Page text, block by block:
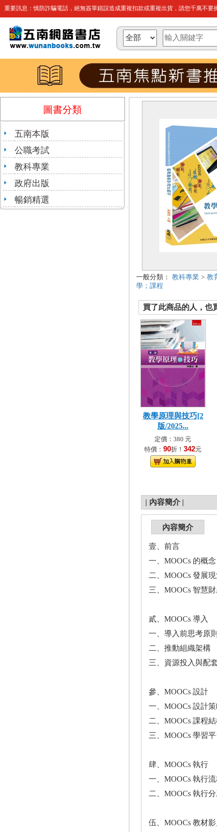
重要訊息：慎防詐騙電話，絕無簽單錯誤造成重複扣款或重複出貨，請您千萬不要
圖書分類
五南本版
公職考試
教科專業
政府出版
暢銷精選
一般分類： 教科專業 > 教
學；課程
買了此商品的人，也
教學原理與技巧[2
版/2025...
定價：380 元
特價： 90折！ 342元
| 內容簡介 |
內容簡介
壹、前言
一、MOOCs 的概念
二、MOOCs 發展
三、MOOCs 智慧
貳、MOOCs 導入
一、導入前思考原
二、推動組織架構
三、資源投入與配
參、MOOCs 設計
一、MOOCs 設計
二、MOOCs 課程
三、MOOCs 學習
肆、MOOCs 執行
一、MOOCs 執行
二、MOOCs 執行
伍、MOOCs 教材